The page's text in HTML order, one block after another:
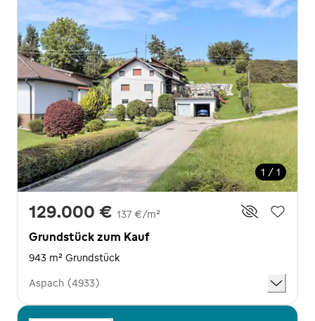
1 / 1
129.000 € 137 €/m²
Grundstück zum Kauf
943 m² Grundstück
Aspach (4933)